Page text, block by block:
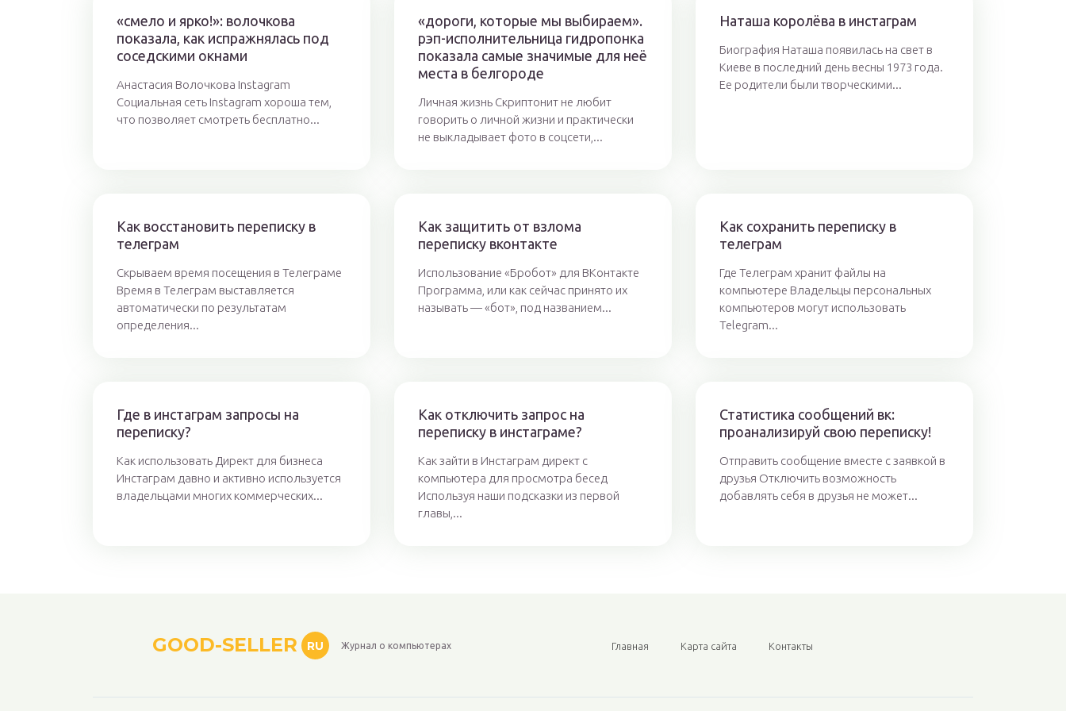
«смело и ярко!»: волочкова
показала, как испражнялась под
соседскими окнами
Анастасия Волочкова Instagram
Социальная сеть Instagram хороша тем,
что позволяет смотреть бесплатно...
«дороги, которые мы выбираем».
рэп-исполнительница гидропонка
показала самые значимые для неё
места в белгороде
Личная жизнь Скриптонит не любит
говорить о личной жизни и практически
не выкладывает фото в соцсети,...
Наташа королёва в инстаграм
Биография Наташа появилась на свет в
Киеве в последний день весны 1973 года.
Ее родители были творческими...
Как восстановить переписку в
телеграм
Скрываем время посещения в Телеграме
Время в Телеграм выставляется
автоматически по результатам
определения...
Как защитить от взлома
переписку вконтакте
Использование «Бробот» для ВКонтакте
Программа, или как сейчас принято их
называть — «бот», под названием...
Как сохранить переписку в
телеграм
Где Телеграм хранит файлы на
компьютере Владельцы персональных
компьютеров могут использовать
Telegram...
Где в инстаграм запросы на
переписку?
Как использовать Директ для бизнеса
Инстаграм давно и активно используется
владельцами многих коммерческих...
Как отключить запрос на
переписку в инстаграме?
Как зайти в Инстаграм директ с
компьютера для просмотра бесед
Используя наши подсказки из первой
главы,...
Статистика сообщений вк:
проанализируй свою переписку!
Отправить сообщение вместе с заявкой в
друзья Отключить возможность
добавлять себя в друзья не может...
GOOD-SELLER RU Журнал о компьютерах Главная Карта сайта Контакты